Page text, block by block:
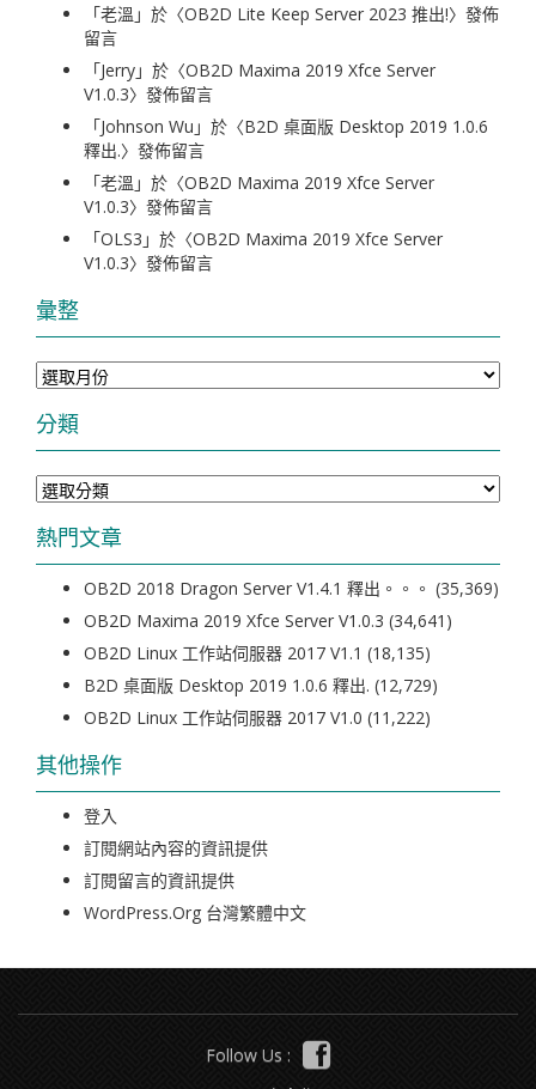
「老溫 」於〈OB2D Lite Keep Server 2023 推出!〉發佈
留言
「Jerry」於〈OB2D Maxima 2019 Xfce Server
V1.0.3〉發佈留言
「Johnson Wu 」於〈B2D 桌面版 Desktop 2019 1.0.6
釋出.〉發佈留言
「老溫 」於〈OB2D Maxima 2019 Xfce Server
V1.0.3〉發佈留言
「OLS3 」於〈OB2D Maxima 2019 Xfce Server
V1.0.3〉發佈留言
彙整
彙
整
分類
分
類
熱門文章
OB2D 2018 Dragon Server V1.4.1 釋出。。。 (35,369)
OB2D Maxima 2019 Xfce Server V1.0.3 (34,641)
OB2D Linux 工作站伺服器 2017 V1.1 (18,135)
B2D 桌面版 Desktop 2019 1.0.6 釋出. (12,729)
OB2D Linux 工作站伺服器 2017 V1.0 (11,222)
其他操作
登入
訂閱網站內容的資訊提供
訂閱留言的資訊提供
WordPress.org 台灣繁體中文
Follow Us :